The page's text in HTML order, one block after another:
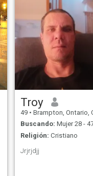
Troy
49 • Brampton, Ontario,
Buscando: Mujer 28 -
Religión: Cristiano
Jrjrjdjj